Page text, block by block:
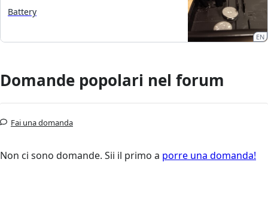
Battery
EN
Domande popolari nel forum
Fai una domanda
Non ci sono domande. Sii il primo a porre una domanda!